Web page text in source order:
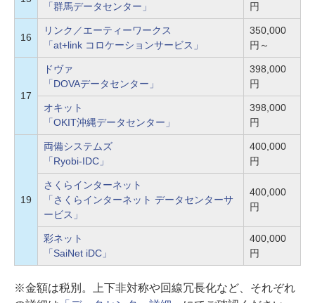
「群馬データセンター」
円
16
リンク／エーティーワークス
「at+link コロケーションサービス」
350,000
円～
17
ドヴァ
「DOVAデータセンター」
398,000
円
オキット
「OKIT沖縄データセンター」
398,000
円
19
両備システムズ
「Ryobi-IDC」
400,000
円
さくらインターネット
「さくらインターネット データセンターサ
ービス」
400,000
円
彩ネット
「SaiNet iDC」
400,000
円
※金額は税別。上下非対称や回線冗長化など、それぞれ